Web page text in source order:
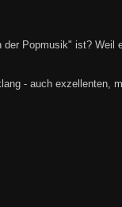
der Popmusik" ist? Weil
- auch exzellenten,